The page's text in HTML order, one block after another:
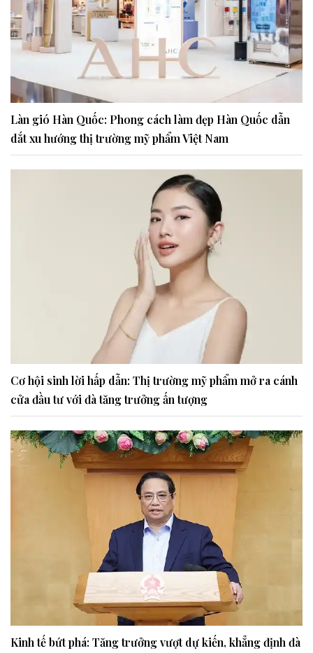
Làn gió Hàn Quốc: Phong cách làm đẹp Hàn Quốc dẫn
dắt xu hướng thị trường mỹ phẩm Việt Nam
Cơ hội sinh lời hấp dẫn: Thị trường mỹ phẩm mở ra cánh
cửa đầu tư với đà tăng trưởng ấn tượng
Kinh tế bứt phá: Tăng trưởng vượt dự kiến, khẳng định đà